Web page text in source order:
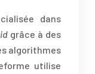
dans
grâce à des
algorithmes
utilise